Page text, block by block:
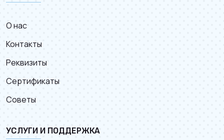
О нас
Контакты
Реквизиты
Сертификаты
Советы
УСЛУГИ И ПОДДЕРЖКА